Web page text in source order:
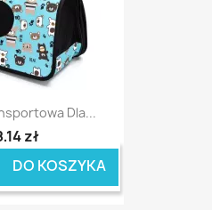
Dla...
zł
DO KOSZYKA